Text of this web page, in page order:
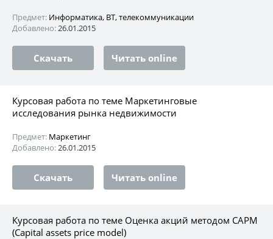
Предмет: Информатика, ВТ, телекоммуникации
Добавлено:26.01.2015
Скачать Читать online
Курсовая работа по теме Маркетинговые
исследования рынка недвижимости
Предмет: Маркетинг
Добавлено:26.01.2015
Скачать Читать online
Курсовая работа по теме Оценка акций методом САРМ
(Capital assets price model)